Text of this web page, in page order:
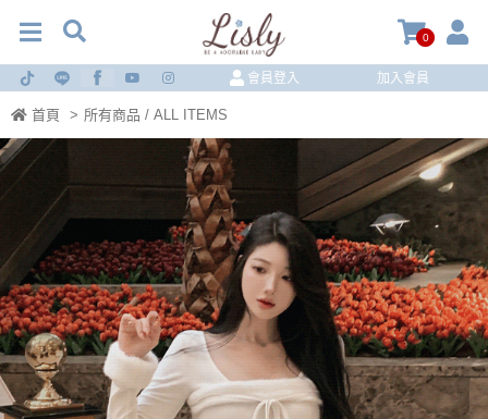
0
會員登入 加入會員
首頁 > 所有商品 / ALL ITEMS